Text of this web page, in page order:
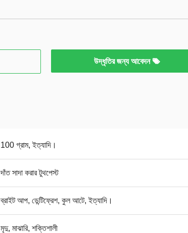
উদ্ধৃতির জন্য আবেদন
100 গ্রাম, ইত্যাদি।
দাঁত সাদা করার টুথপেস্ট
ব্রাইট আপ, ডেন্টিফ্রেশ, কুল আটে, ইত্যাদি।
মৃদু, মাঝারি, শক্তিশালী